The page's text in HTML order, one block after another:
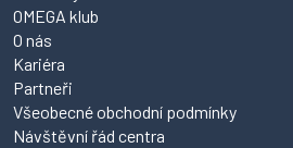
OMEGA klub
O nás
Kariéra
Partneři
Všeobecné obchodní podmínky
Návštěvní řád centra